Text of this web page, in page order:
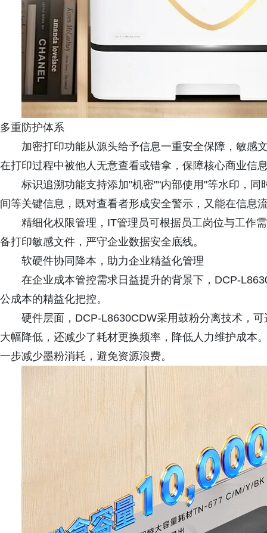
多重防护体系
加密打印功能从源头给予信息一重安全保障，敏感
在打印过程中被他人无意查看或错拿，保障核心商业信
标识追溯功能支持添加"机密""内部使用"等水印，
间等关键信息，既对查看者形成安全警示，又能在信息
精细化权限管理，IT管理员可根据员工岗位与工作
备打印敏感文件，严守企业数据安全底线。
软硬件协同降本，助力企业精益化管理
在企业成本管控需求日益提升的背景下，DCP-
公成本的精益化把控。
硬件层面，DCP-L8630CDW采用鼓粉分离技术，
大幅降低，还减少了耗材更换频率，降低人力维护成本
一步减少墨粉消耗，避免资源浪费。